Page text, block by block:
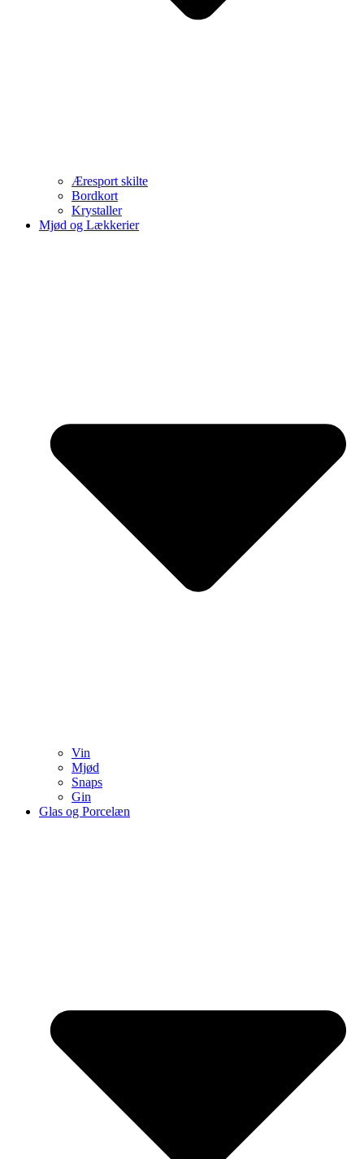
Æresport skilte
Bordkort
Krystaller
Mjød og Lækkerier
Vin
Mjød
Snaps
Gin
Glas og Porcelæn